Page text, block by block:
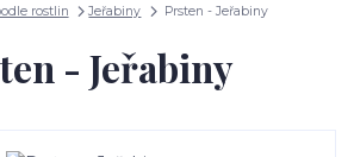
rostlin Jeřabiny Prsten - Jeřabiny
- Jeřabiny